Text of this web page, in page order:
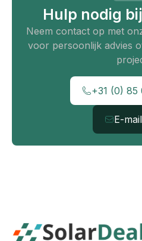
Hulp nodig
Neem contact op met
voor persoonlijk advies
+31 (0) 85
E-